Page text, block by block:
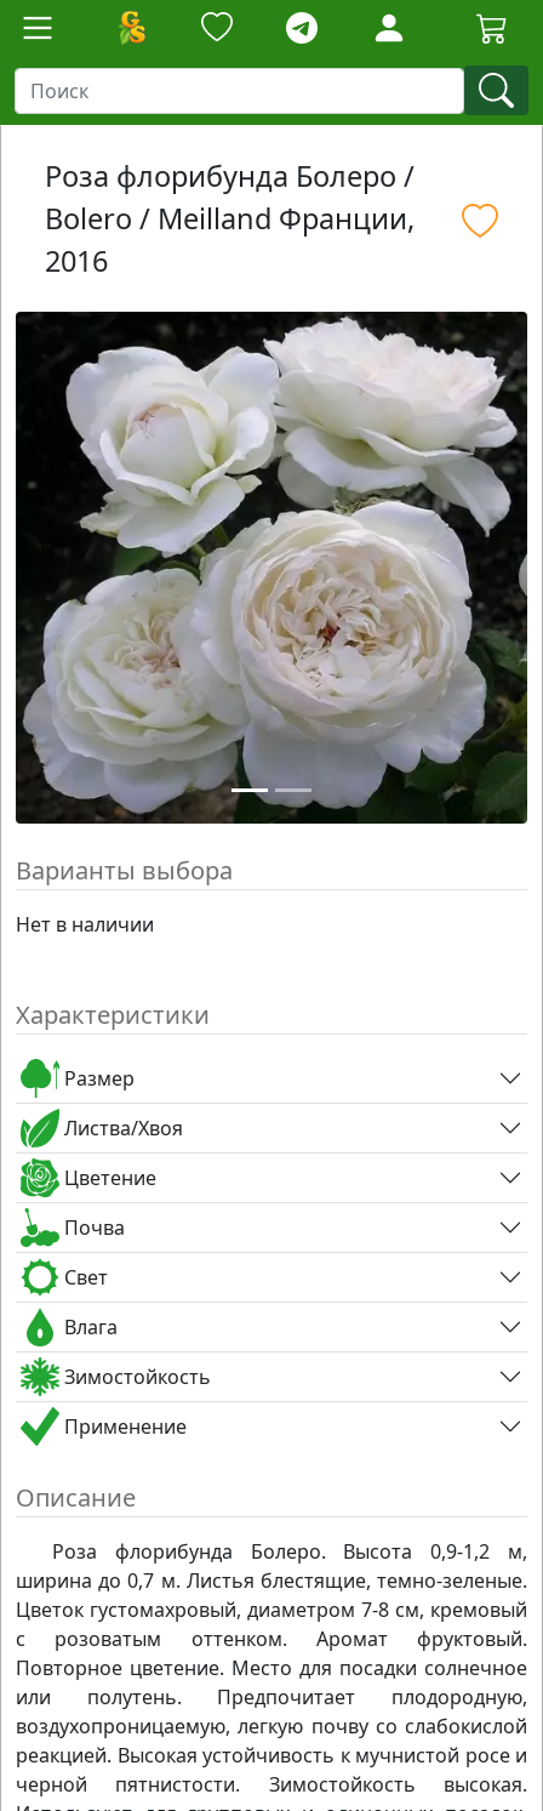
Роза флорибунда Болеро /
Bolero / Meilland Франции,
2016
Варианты выбора
Нет в наличии
Характеристики
Размер
Листва/Хвоя
Цветение
Почва
Свет
Влага
Зимостойкость
Применение
Описание
Роза флорибунда Болеро. Высота 0,9-1,2 м,
ширина до 0,7 м. Листья блестящие, темно-зеленые.
Цветок густомахровый, диаметром 7-8 см, кремовый
с розоватым оттенком. Аромат фруктовый.
Повторное цветение. Место для посадки солнечное
или полутень. Предпочитает плодородную,
воздухопроницаемую, легкую почву со слабокислой
реакцией. Высокая устойчивость к мучнистой росе и
черной пятнистости. Зимостойкость высокая.